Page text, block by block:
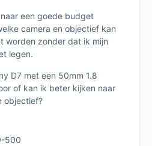
een goede budget
camera en objectief kan
worden zonder dat ik mijn
legen.
D7 met een 50mm 1.8
of kan ik beter kijken naar
objectief?
500